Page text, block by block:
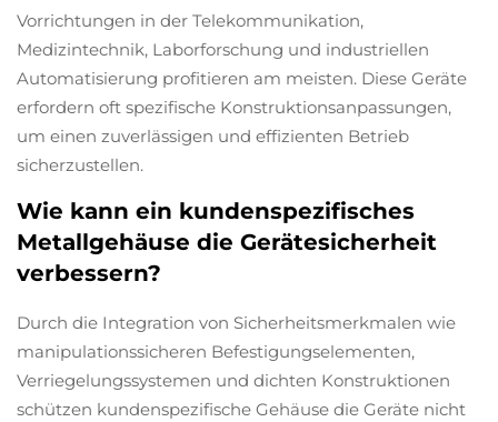
Vorrichtungen in der Telekommunikation,
Medizintechnik, Laborforschung und industriellen
Automatisierung profitieren am meisten. Diese Geräte
erfordern oft spezifische Konstruktionsanpassungen,
um einen zuverlässigen und effizienten Betrieb
sicherzustellen.
Wie kann ein kundenspezifisches
Metallgehäuse die Gerätesicherheit
verbessern?
Durch die Integration von Sicherheitsmerkmalen wie
manipulationssicheren Befestigungselementen,
Verriegelungssystemen und dichten Konstruktionen
schützen kundenspezifische Gehäuse die Geräte nicht